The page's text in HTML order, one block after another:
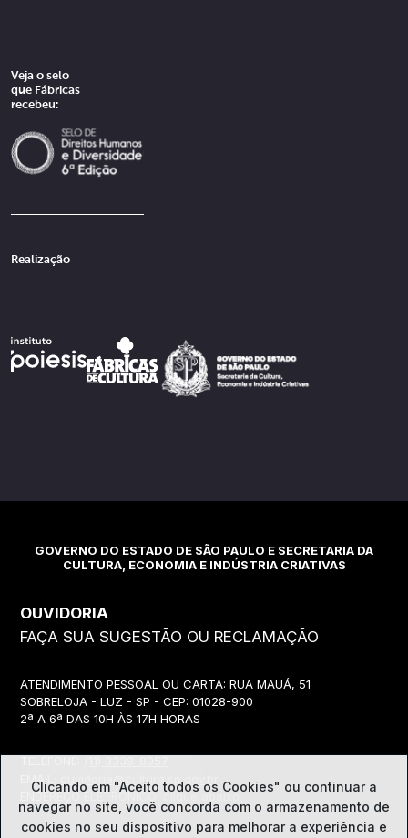
Veja o selo
que Fábricas
recebeu:
Realização
GOVERNO DO ESTADO DE SÃO PAULO E SECRETARIA DA
CULTURA, ECONOMIA E INDÚSTRIA CRIATIVAS
OUVIDORIA
FAÇA SUA SUGESTÃO OU RECLAMAÇÃO
ATENDIMENTO PESSOAL OU CARTA: RUA MAUÁ, 51
SOBRELOJA - LUZ - SP - CEP: 01028-900
2ª A 6ª DAS 10H ÀS 17H HORAS
EMAIL:
ouvidoria@cultura.sp.gov.br
ENDEREÇO ELETRÔNICO: clique abaixo
Clicando em "Aceito todos os Cookies" ou continuar a
navegar no site, você concorda com o armazenamento de
cookies no seu dispositivo para melhorar a experiência e